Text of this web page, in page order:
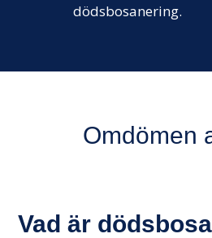
dödsbosanering.
Omdömen
Vad är